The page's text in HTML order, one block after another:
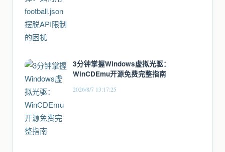
3分钟掌握Windows虚拟光驱：
WinCDEmu开源免费完整指南
2026/8/7 13:17:25